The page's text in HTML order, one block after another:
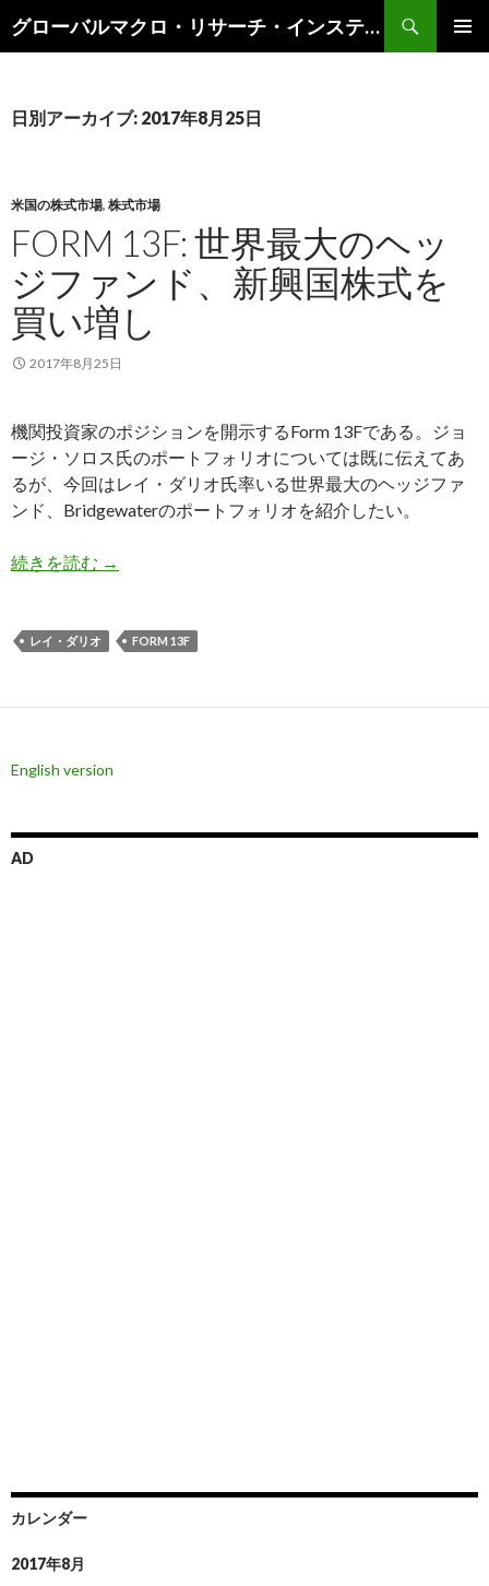
グローバルマクロ・リサーチ・インスティテュート
索
ン
キ
ッ
プ
日別アーカイブ: 2017年8月25日
米国の株式市場, 株式市場
FORM 13F: 世界最大のヘッ
ジファンド、新興国株式を
買い増し
2017年8月25日
機関投資家のポジションを開示するForm 13Fである。ジョ
ージ・ソロス氏のポートフォリオについては既に伝えてあ
るが、今回はレイ・ダリオ氏率いる世界最大のヘッジファ
ンド、Bridgewaterのポートフォリオを紹介したい。
続きを読む Form 13F: 世界最大のヘッジファンド、新興国株
→
レイ・ダリオ FORM 13F
English version
AD
カレンダー
2017年8月